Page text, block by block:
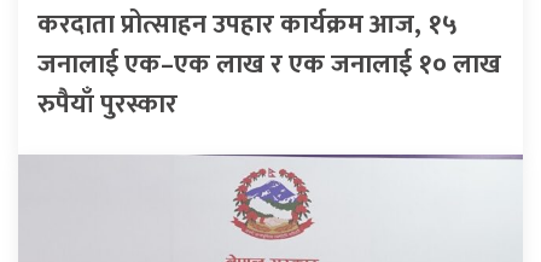
करदाता प्रोत्साहन उपहार कार्यक्रम आज, १५
जनालाई एक–एक लाख र एक जनालाई १० लाख
रुपैयाँ पुरस्कार